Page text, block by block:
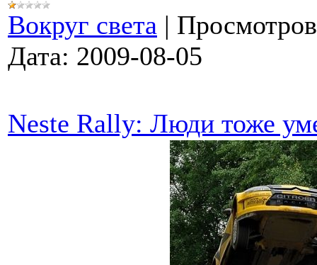
Вокруг света |
Дата: 2009-08-05
Neste Rally: Люди тоже